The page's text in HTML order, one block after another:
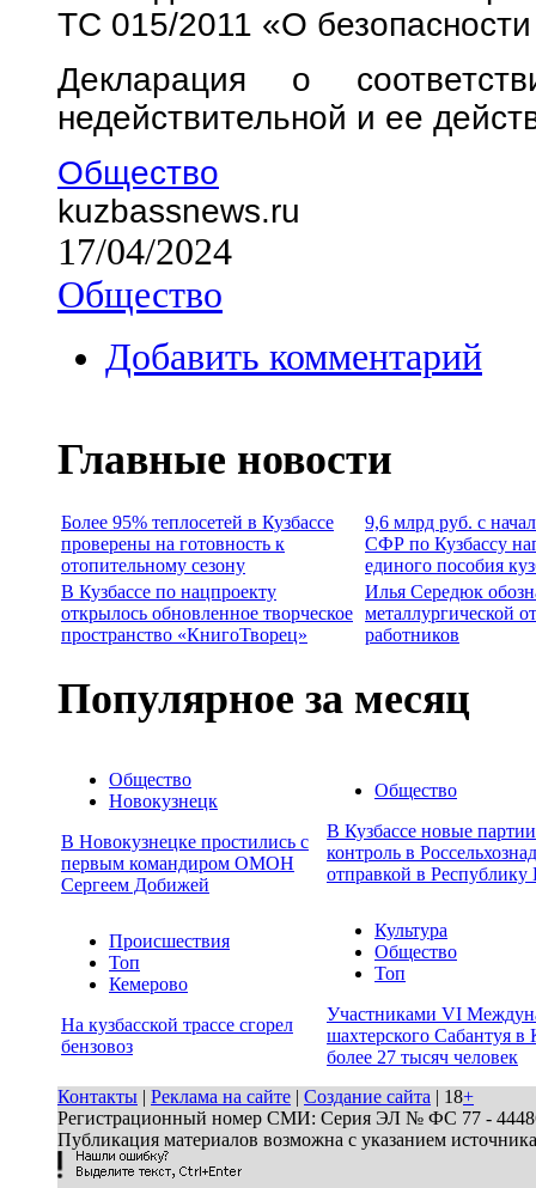
ТС 015/2011 «О
Декларация о
недействительной и ее
Общество
kuzbassnews.ru
17/04/2024
Общество
Добавить комментарий
Главные новости
Более 95% теплосетей в Кузбассе
проверены на готовность к
отопительному сезону
9,6 млрд руб. с
СФР по Кузбассу
единого пособия
В Кузбассе по нацпроекту
открылось обновленное творческое
пространство «КнигоТворец»
Илья Середюк
металлургической
работников
Популярное за месяц
Общество
Новокузнецк
В Новокузнецке простились с
первым командиром ОМОН
Сергеем Добижей
Общество
В Кузбассе новые
контроль в
отправкой в Республику
Происшествия
Топ
Кемерово
На кузбасской трассе сгорел
бензовоз
Культура
Общество
Топ
Участниками VI
шахтерского Сабантуя в
более 27 тысяч человек
Контакты | Реклама на сайте | Создание сайта | 18+
Регистрационный номер СМИ: Серия ЭЛ № ФС 77 - 44486
Публикация материалов возможна с указанием